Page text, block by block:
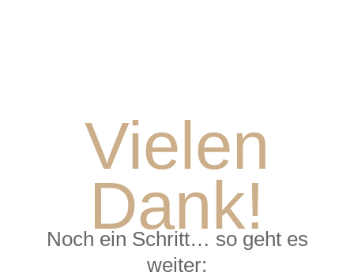
Vielen
Dank!
Noch ein Schritt… so geht es
weiter: